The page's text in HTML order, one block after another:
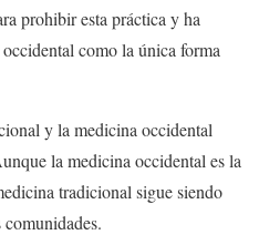
prohibir esta práctica y ha
como la única forma
y la medicina occidental
la medicina occidental es la
tradicional sigue siendo